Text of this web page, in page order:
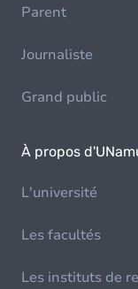
Parent
Journaliste
Grand public
À propos
L'université
Les facultés
Les instituts de